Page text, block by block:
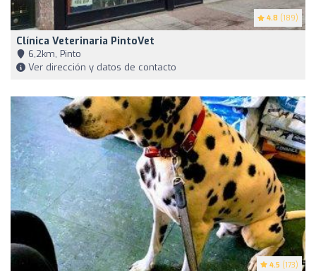
4.8 (189)
Clínica Veterinaria PintoVet
6,2km, Pinto
Ver dirección y datos de contacto
4.5 (173)